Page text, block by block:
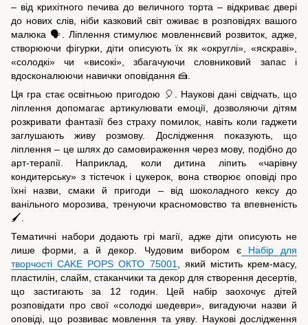
– від крихітного печива до величного торта – відкриває двері
до нових слів, ніби казковий світ оживає в розповідях вашого
малюка 🗣️. Ліплення стимулює мовленнєвий розвиток, адже,
створюючи фігурки, діти описують їх як «округлі», «яскраві»,
«солодкі» чи «високі», збагачуючи словниковий запас і
вдосконалюючи навички оповідання 🍰.
Ця гра стає освітньою пригодою 🎈. Наукові дані свідчать, що
ліплення допомагає артикулювати емоції, дозволяючи дітям
розкривати фантазії без страху помилок, навіть коли гаджети
заглушають живу розмову. Дослідження показують, що
ліплення – це шлях до самовираження через мову, подібно до
арт-терапії. Наприклад, коли дитина ліпить «чарівну
кондитерську» з тістечок і цукерок, вона створює оповіді про
їхні назви, смаки й пригоди – від шоколадного кексу до
ванільного морозива, тренуючи красномовство та впевненість
🖌️.
Тематичні набори додають грі магії, адже діти описують не
лише форми, а й декор. Чудовим вибором єНабір для
творчості CAKE POPS ОКТО 75001
, який містить крем-масу,
пластилін, слайм, стаканчики та декор для створення десертів,
що застигають за 12 годин. Цей набір заохочує дітей
розповідати про свої «солодкі шедеври», вигадуючи назви й
оповіді, що розвиває мовлення та уяву. Наукові дослідження